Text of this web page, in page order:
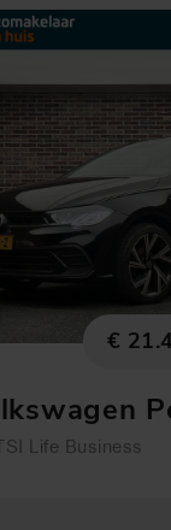
€
Life Business